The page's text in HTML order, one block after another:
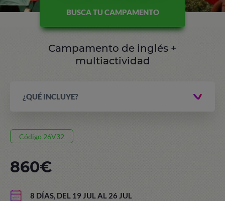
BUSCA TU CAMPAMENTO
Campamento de inglés +
multiactividad
¿QUÉ INCLUYE?
Código 26V32
8 DÍAS, DEL 19 JUL AL 26 JUL
860€